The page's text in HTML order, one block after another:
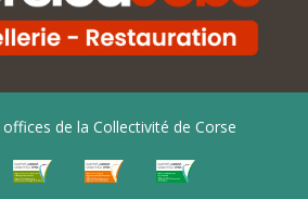
de la Collectivité de Corse